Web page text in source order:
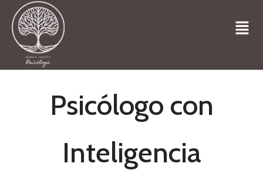
Psicólogo con
Inteligencia